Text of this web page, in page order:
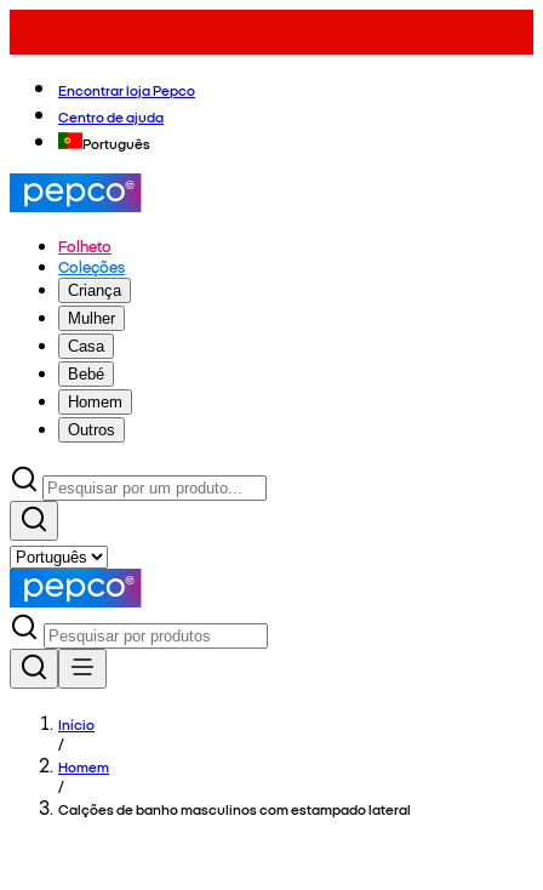
Encontrar loja Pepco
Centro de ajuda
Português
Folheto
Coleções
Criança
Mulher
Casa
Bebé
Homem
Outros
Início
/
Homem
/
Calções de banho masculinos com estampado lateral